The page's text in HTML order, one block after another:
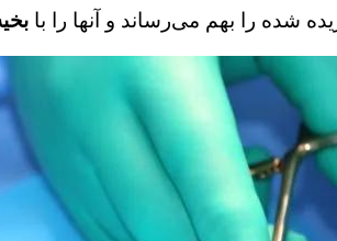
شده را بهم می‌رساند و آنها را با